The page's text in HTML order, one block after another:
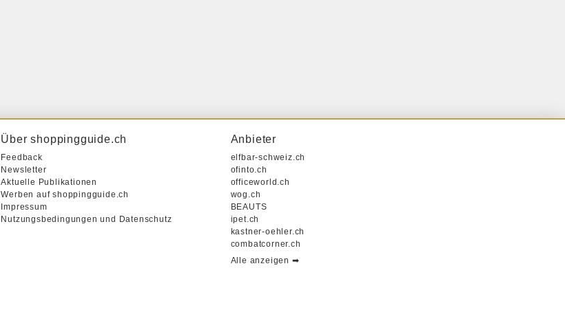
Über shoppingguide.ch
Feedback
Newsletter
Aktuelle Publikationen
Werben auf shoppingguide.ch
Impressum
Nutzungsbedingungen und Datenschutz
Anbieter
elfbar-schweiz.ch
ofinto.ch
officeworld.ch
wog.ch
BEAUTS
ipet.ch
kastner-oehler.ch
combatcorner.ch
Alle anzeigen ➡︎